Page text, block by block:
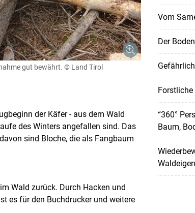
gut bewährt. © Land Tirol
der Käfer - aus dem Wald
des Winters angefallen sind. Das
sind Bloche, die als Fangbaum
Wald zurück. Durch Hacken und
es für den Buchdrucker und weitere
Vom
Der
“360°
Baum,